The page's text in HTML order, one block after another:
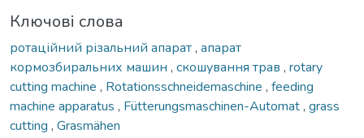
Ключові слова
ротаційний різальний апарат, апарат
кормозбиральних машин , скошування трав , rotary
cutting machine , Rotationsschneidemaschine , feeding
machine apparatus , Fütterungsmaschinen-Automat, grass
cutting , Grasmähen